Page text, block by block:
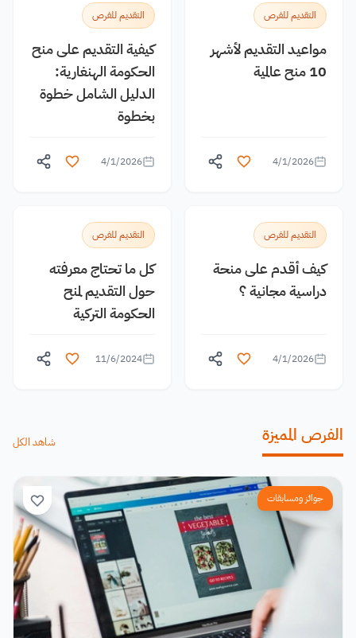
التقديم للفرص
مواعيد التقديم لأشهر
10 منح عالمية
4/1/2026
التقديم للفرص
كيفية التقديم على منح
الحكومة الهنغارية:
الدليل الشامل خطوة
بخطوة
4/1/2026
التقديم للفرص
كيف أقدم على منحة
دراسية مجانية ؟
4/1/2026
التقديم للفرص
كل ما تحتاج معرفته
حول التقديم لمنح
الحكومة التركية
11/6/2024
الفرص المميزة شاهد الكل
جوائز ومسابقات